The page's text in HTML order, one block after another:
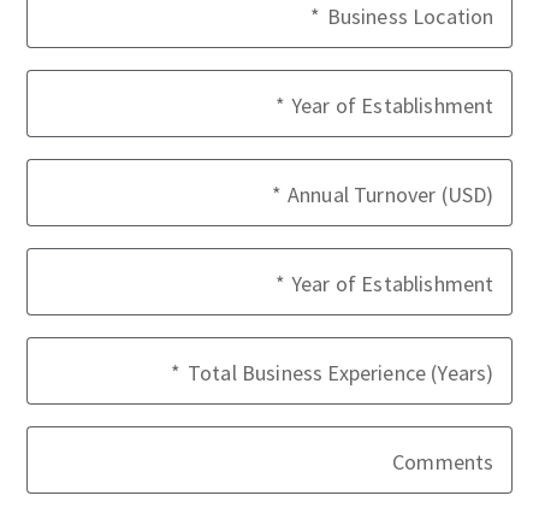
Business Location
Year of Establishment
Annual Turnover (USD)
Year of Establishment
Total Business Experience (Years)
Comments